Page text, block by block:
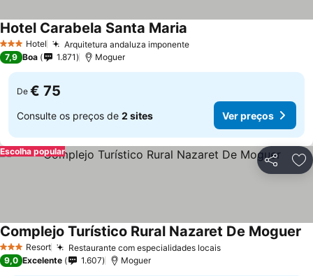
3 EstrelasHotel Arquitetura andaluza imponenteVer preços
Hotel Carabela Santa Maria
7,9 Boa 1.871 Moguer
De € 75
Consulte os preços de 2 sites Ver preços
Partilhar
Escolha popular
3 EstrelasResort Restaurante com especialidades locaisVer preços
Complejo Turístico Rural Nazaret De Moguer
9,0 Excelente 1.607 Moguer